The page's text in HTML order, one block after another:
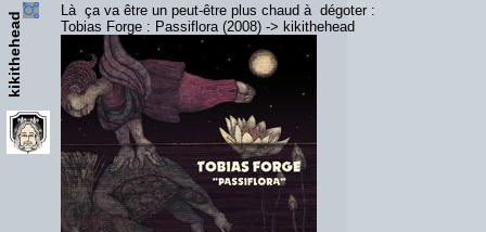
kikithehead
Là ça va être un peut-être plus chaud à dégoter :
Tobias Forge : Passiflora (2008) -> kikithehead